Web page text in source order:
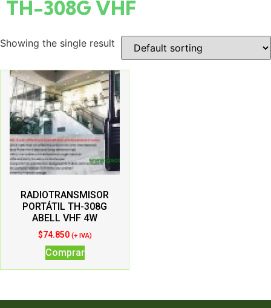
TH-308G VHF
Showing the single result
RADIOTRANSMISOR
PORTÁTIL TH-308G
ABELL VHF 4W
$74.850 (+ IVA)
Comprar